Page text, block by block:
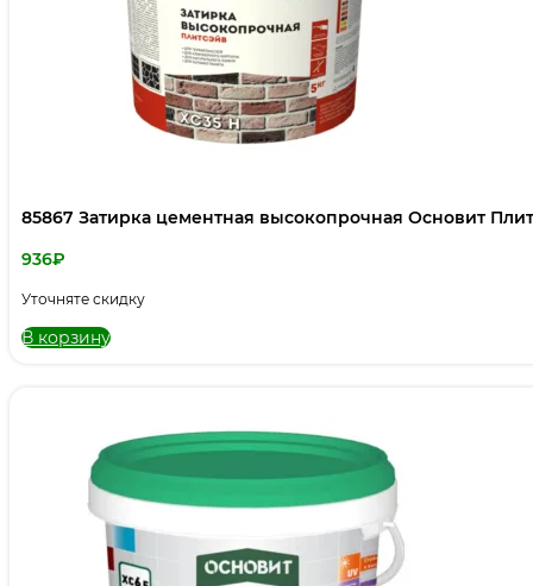
85867 Затирка цементная высокопрочная Основит
936₽
Уточняте скидку
В корзину